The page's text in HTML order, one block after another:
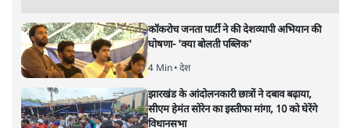
यूरोपीय संघ मुक्त व्यापार समझौते (एफ़टीए) में दिखाई देता है—
किसी दीर्घकालिक रणनीतिक दूरदृष्टि की पराकाष्ठा कम, और
परिस्थितियों के दबाव में लिया गया एक तेज़ निर्णय अधिक लगता
है।
और पढ़ें